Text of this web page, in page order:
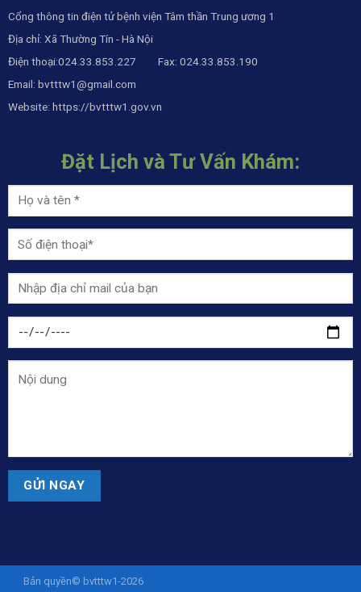
Cổng thông tin điện tử bệnh viện Tâm thần Trung ương 1
Địa chỉ: Xã Thường Tín - Hà Nội
Điện thoại:024.33.853.227 Fax: 024.33.853.190
Email: bvtttw1@gmail.com
Website: https://bvtttw1.gov.vn
Đặt Lịch và Tư Vấn Khám:
Bản quyền© bvtttw1-2026